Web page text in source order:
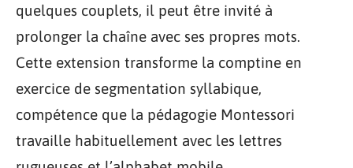
quelques couplets, il peut être invité à
prolonger la chaîne avec ses propres mots.
Cette extension transforme la comptine en
exercice de segmentation syllabique,
compétence que la pédagogie Montessori
travaille habituellement avec les lettres